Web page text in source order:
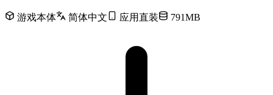
游戏本体 简体中文 应用直装 791MB